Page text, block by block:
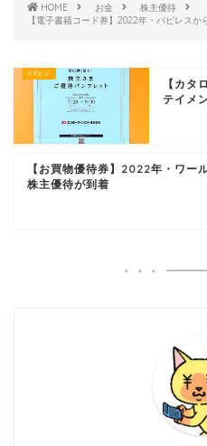
HOME お金
株主優待
【電子書籍コード券】2022年・パピレスか
【カタ
テイメ
【お買物優待券】2022年・ワー
株主優待が到着